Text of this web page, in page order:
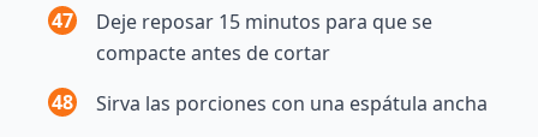
47
Deje reposar 15 minutos para que se
compacte antes de cortar
48
Sirva las porciones con una espátula ancha